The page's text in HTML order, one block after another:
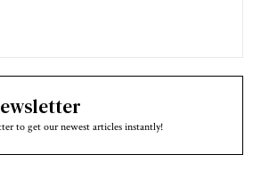
to get our newest articles instantly!